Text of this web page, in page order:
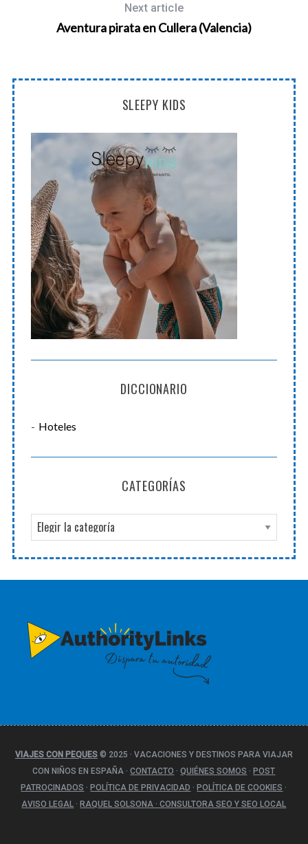
Next article
Aventura pirata en Cullera (Valencia)
SLEEPY KIDS
DICCIONARIO
Hoteles
CATEGORÍAS
a
t
e
o
r
í
VIAJES CON PEQUES© 2025 · VACACIONES Y DESTINOS PARA VIAJAR
CON NIÑOS EN ESPAÑA · CONTACTO · QUIÉNES SOMOS · POST
PATROCINADOS · POLÍTICA DE PRIVACIDAD · POLÍTICA DE COOKIES ·
AVISO LEGAL · RAQUEL SOLSONA · CONSULTORA SEO Y SEO LOCAL